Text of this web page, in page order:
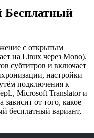
с открытым
на Linux через Mono).
субтитров и включает
настройки
подключения к
Microsoft Translator и
от того, какое
бесплатный вариант,